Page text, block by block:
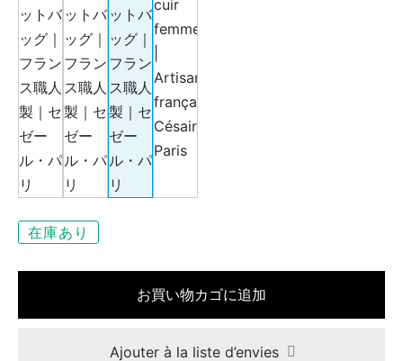
在庫あり
お買い物カゴに追加
Ajouter à la liste d’envies